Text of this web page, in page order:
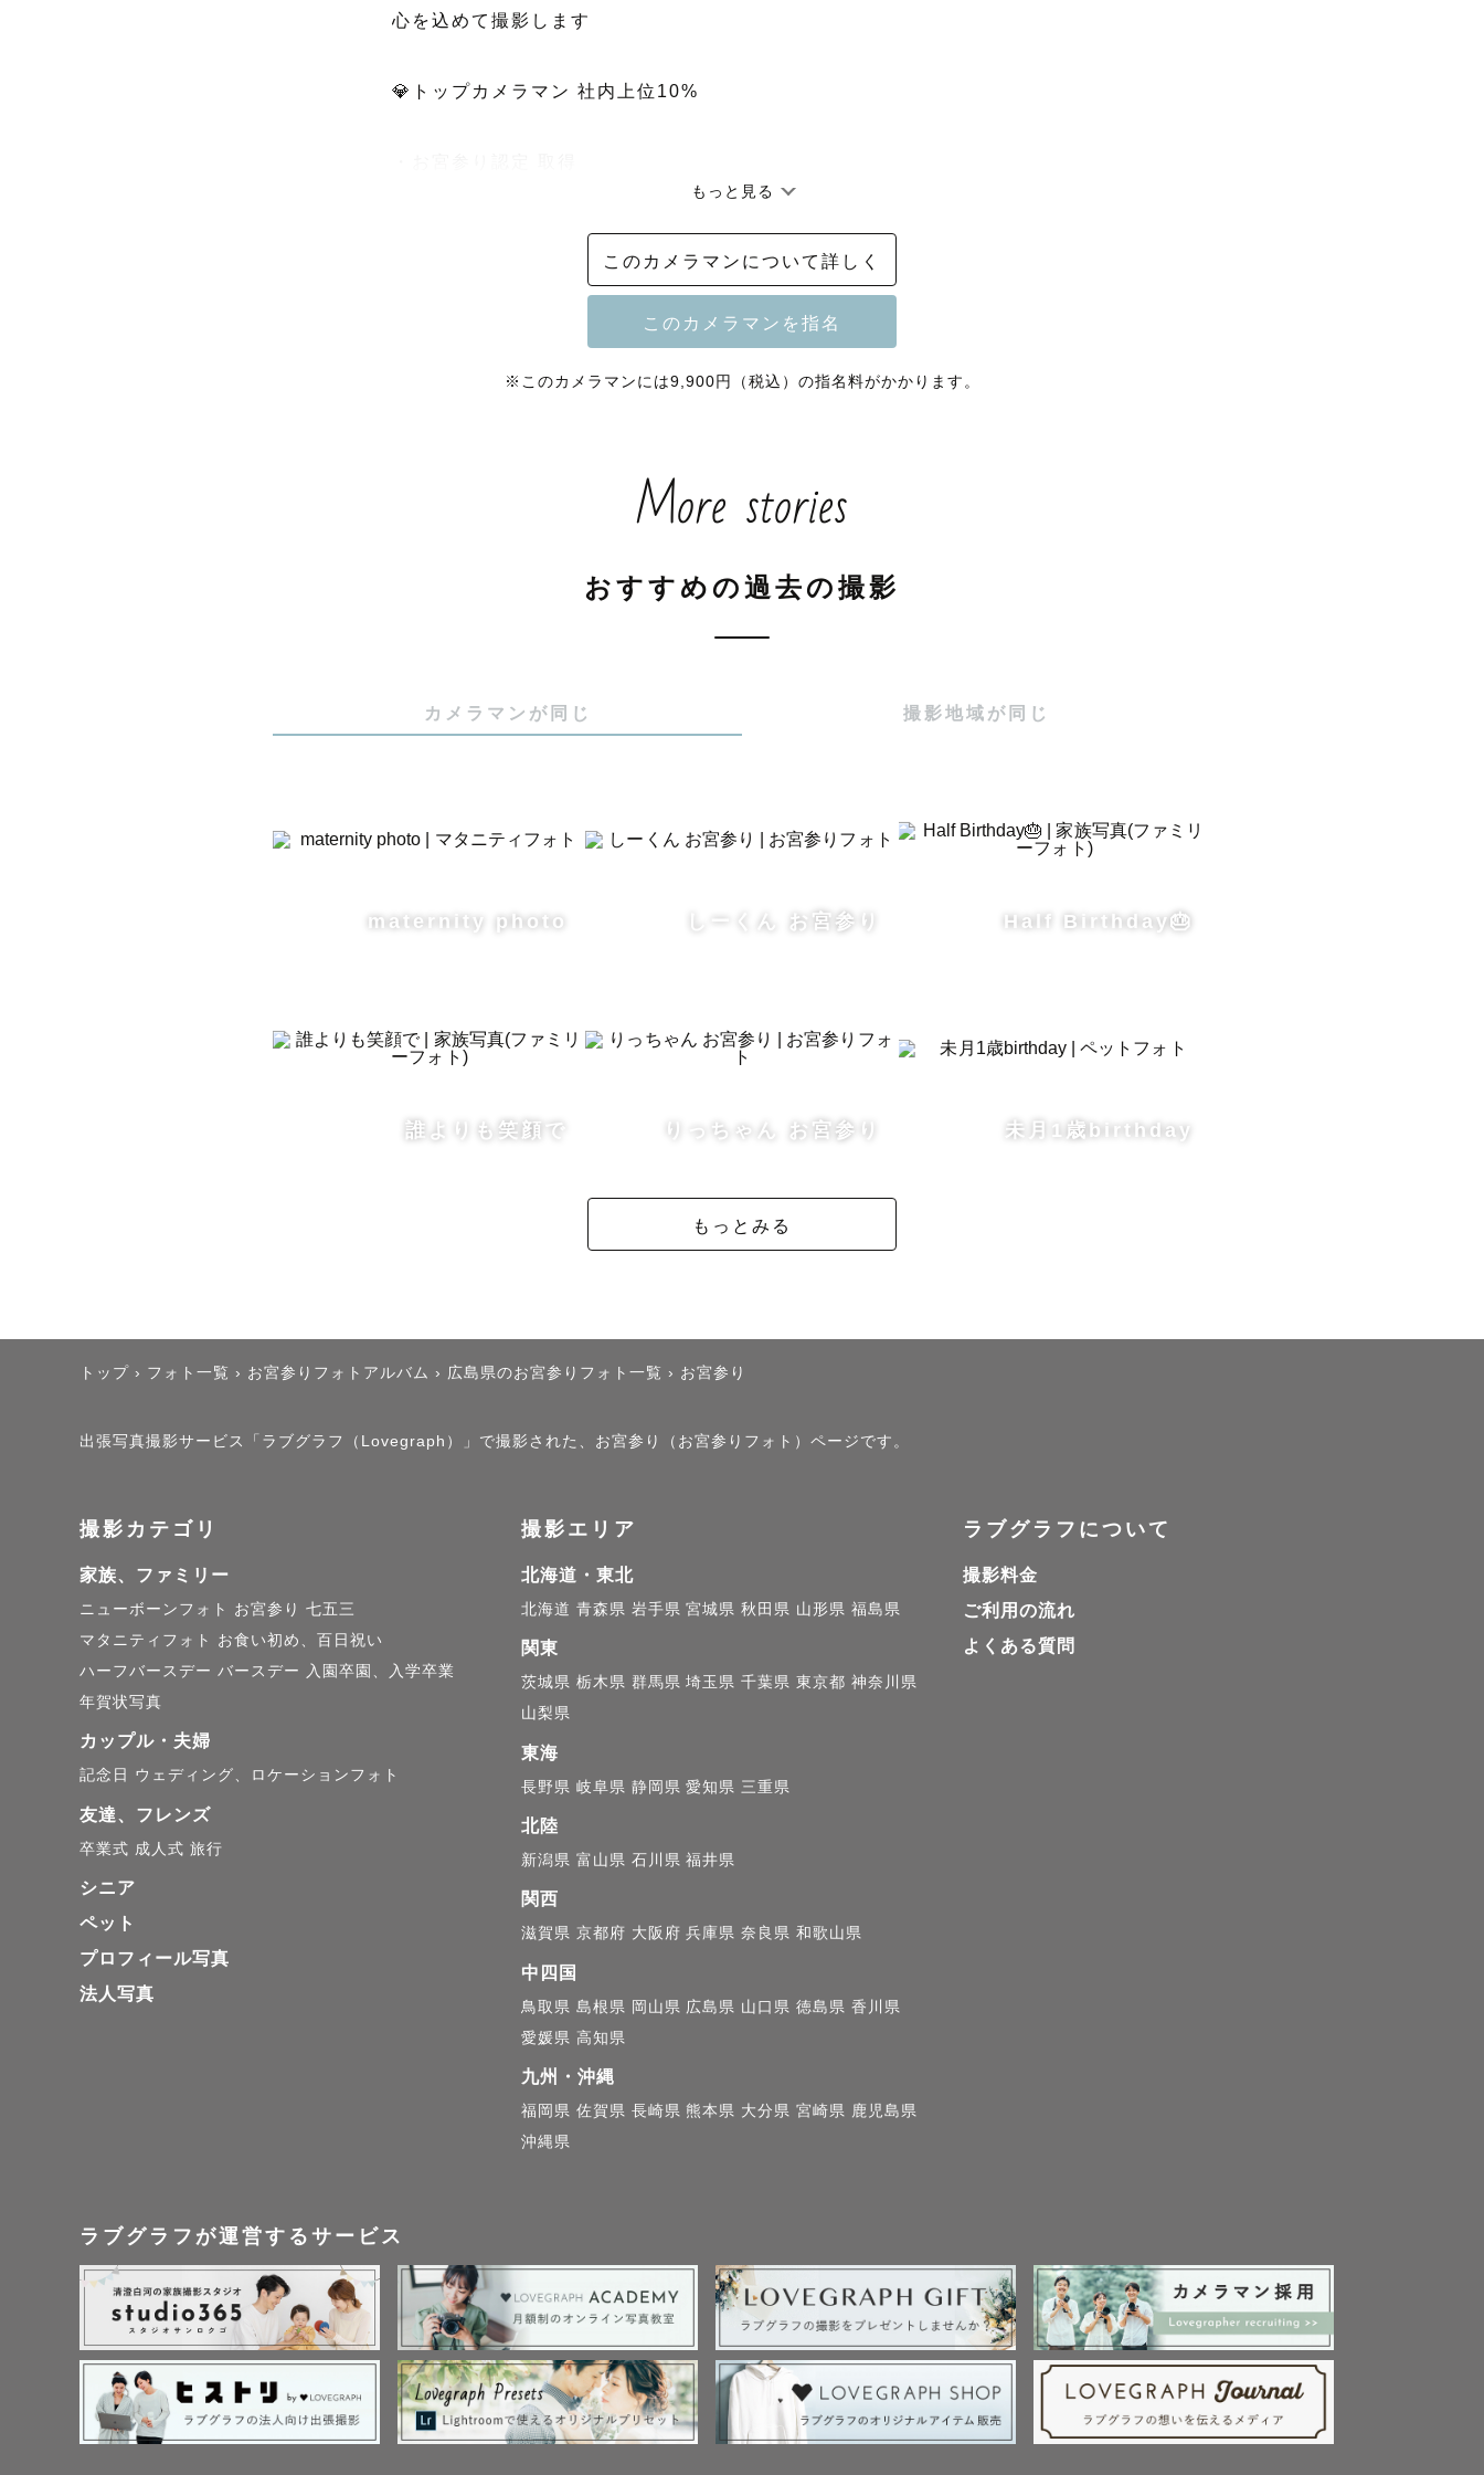
心を込めて撮影します
💎トップカメラマン 社内上位10%
・ナチュラルニューボーン認定 取得
_ _ _ _ _ _ _ _ _ _ _ _ _ _ _ _ _ _ _ _ _ _ _ _ _ _ _ _ _ _ _ _
興味を持っていただきありがとうございます。
広島県の尾道市出身で、
「ぜんぜん人見知りされない事」
そのまま「おでさん」に
「この日、撮ってよかった」――
思ってもらえるような写真を
成長を感じられる一枚を、
大切に残します。
✅撮影について
はじめましての撮影が、
不安よりも「楽しかった」で
終われるように。
心地よい空気づくりを
心がけています。
「撮られるのが苦手…」
「笑顔が不自然になりがち…」
「子供が人見知りで…」
緊張しがちな撮影も、
安心して任せていただけるよう
お子さまも、ご家族も、
安心して楽しんでもらえる時間に
したいと思っています。
✅スケジュールについて
日程が×や△になっている日でも、
もっと見る
このカメラマンについて詳しく
※このカメラマンには9,900円（税込）の指名料がかかります。
More stories
おすすめの過去の撮影
カメラマンが同じ 撮影地域が同じ
maternity photo しーくん お宮参り Half Birthday🎂
誰よりも笑顔で りっちゃん お宮参り 未月1歳birthday
もっとみる
トップ › フォト一覧 › お宮参りフォトアルバム › 広島県のお宮参りフォト一覧 › お宮参り
出張写真撮影サービス「ラブグラフ（Lovegraph）」で撮影された、お宮参り（お宮参りフォト）ページです。
撮影カテゴリ
家族、ファミリー
ニューボーンフォト お宮参り 七五三
マタニティフォト
お食い初め、百日祝い
ハーフバースデー バースデー
入園卒園、入学卒業
年賀状写真
カップル・夫婦
記念日 ウェディング、ロケーションフォト
友達、フレンズ
卒業式 成人式 旅行
シニア
ペット
プロフィール写真
法人写真
撮影エリア
北海道・東北
北海道 青森県 岩手県 宮城県 秋田県 山形県 福島県
関東
茨城県 栃木県 群馬県 埼玉県 千葉県 東京都 神奈川県
山梨県
東海
長野県 岐阜県 静岡県 愛知県 三重県
北陸
新潟県 富山県 石川県 福井県
関西
滋賀県 京都府 大阪府 兵庫県 奈良県 和歌山県
中四国
鳥取県 島根県 岡山県 広島県 山口県 徳島県 香川県
愛媛県 高知県
九州・沖縄
福岡県 佐賀県 長崎県 熊本県 大分県 宮崎県 鹿児島県
沖縄県
ラブグラフについて
撮影料金
ご利用の流れ
よくある質問
ラブグラフが運営するサービス